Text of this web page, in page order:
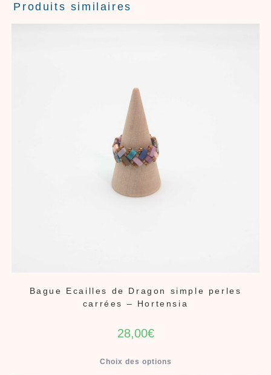
Produits similaires
Bague Ecailles de Dragon simple perles
carrées – Hortensia
28,00€
Choix des options